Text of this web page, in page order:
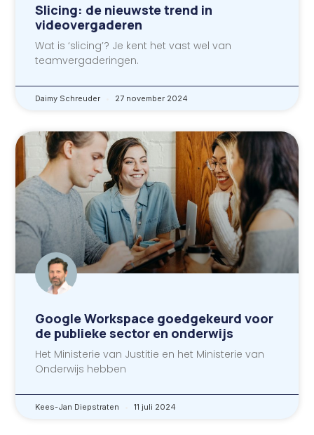
Slicing: de nieuwste trend in
videovergaderen
Wat is ‘slicing’? Je kent het vast wel van
teamvergaderingen.
Daimy Schreuder 27 november 2024
Google Workspace goedgekeurd voor
de publieke sector en onderwijs
Het Ministerie van Justitie en het Ministerie van
Onderwijs hebben
Kees-Jan Diepstraten 11 juli 2024